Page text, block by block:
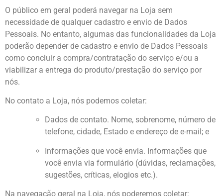
O público em geral poderá navegar na Loja sem
necessidade de qualquer cadastro e envio de Dados
Pessoais. No entanto, algumas das funcionalidades da Loja
poderão depender de cadastro e envio de Dados Pessoais
como concluir a compra/contratação do serviço e/ou a
viabilizar a entrega do produto/prestação do serviço por
nós.
No contato a Loja, nós podemos coletar:
Dados de contato. Nome, sobrenome, número de
telefone, cidade, Estado e endereço de e-mail; e
Informações que você envia. Informações que
você envia via formulário (dúvidas, reclamações,
sugestões, críticas, elogios etc.).
Na navegação geral na Loja, nós poderemos coletar: